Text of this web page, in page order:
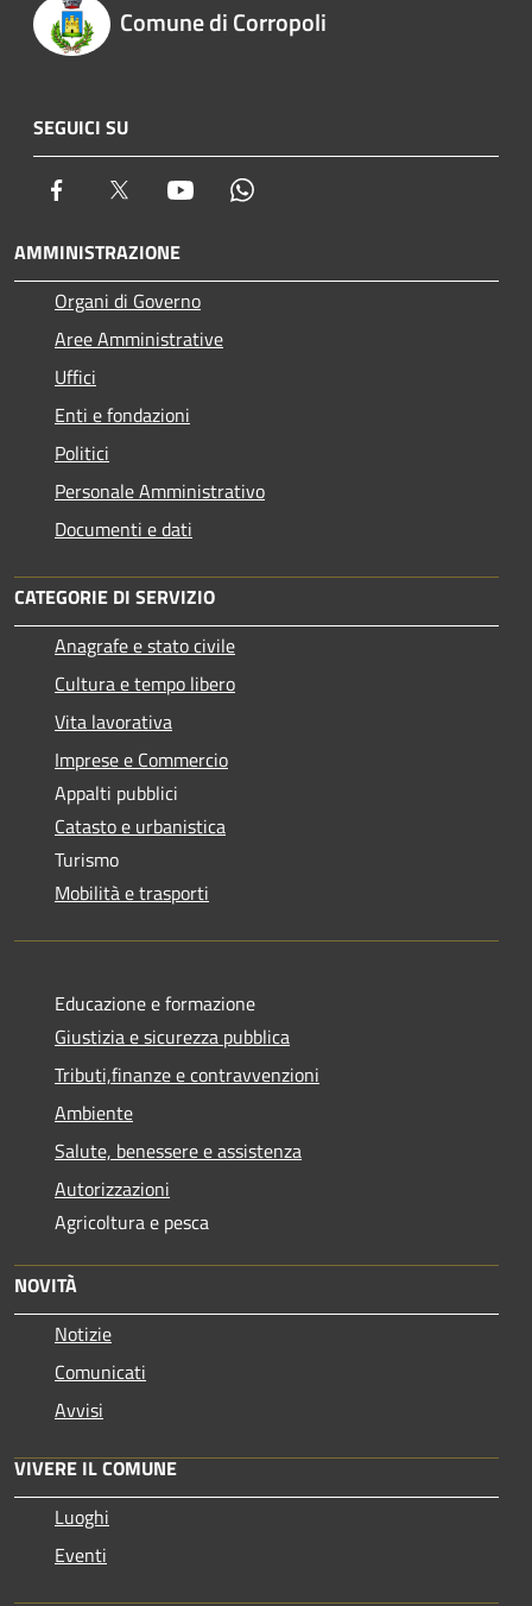
Comune di Corropoli
SEGUICI SU
Facebook Twitter Youtube
AMMINISTRAZIONE
Organi di Governo
Aree Amministrative
Uffici
Enti e fondazioni
Politici
Personale Amministrativo
Documenti e dati
CATEGORIE DI SERVIZIO
Anagrafe e stato civile
Cultura e tempo libero
Vita lavorativa
Imprese e Commercio
Appalti pubblici
Catasto e urbanistica
Turismo
Mobilità e trasporti
Educazione e formazione
Giustizia e sicurezza pubblica
Tributi,finanze e contravvenzioni
Ambiente
Salute, benessere e assistenza
Autorizzazioni
Agricoltura e pesca
NOVITÀ
Notizie
Comunicati
Avvisi
VIVERE IL COMUNE
Luoghi
Eventi